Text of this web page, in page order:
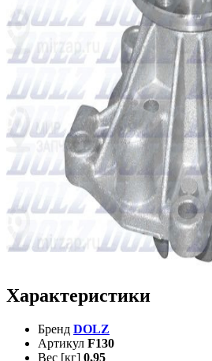
Характеристики
Бренд DOLZ
Артикул F130
Вес [кг] 0,95